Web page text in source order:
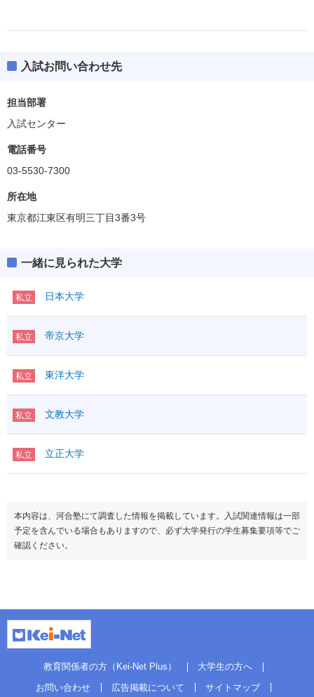
入試お問い合わせ先
担当部署
入試センター
電話番号
03-5530-7300
所在地
東京都江東区有明三丁目3番3号
一緒に見られた大学
私立 日本大学
私立 帝京大学
私立 東洋大学
私立 文教大学
私立 立正大学
本内容は、河合塾にて調査した情報を掲載しています。入試関連情報は一部
予定を含んでいる場合もありますので、必ず大学発行の学生募集要項等でご
確認ください。
教育関係者の方（Kei-Net Plus）
大学生の方へ
お問い合わせ
広告掲載について サイトマップ